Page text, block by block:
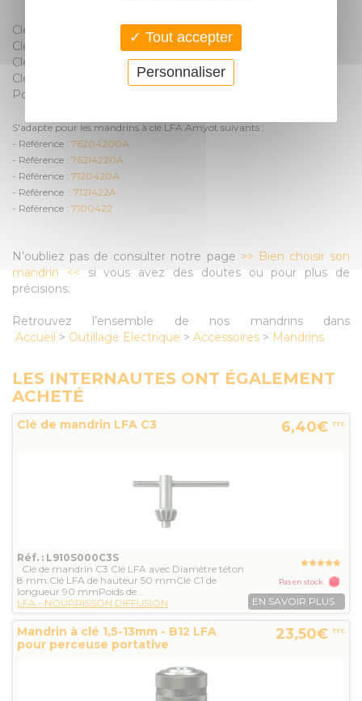
Clé de mandrin C2
Clé LFA avec Diamètre téton 6 mm.
Clé LFA de hauteur 41 mm
Clé C1 de longueur 80 mm
Poids de la clé mandrin LFA 43 grammes
S'adapte pour les mandrins à clé LFA Amyot suivants :
- Référence : 76204200A
- Référence : 76214220A
- Référence : 7120420A
- Référence : 7121422A
- Référence : 7100422
N’oubliez pas de consulter notre page >> Bien choisir son
mandrin << si vous avez des doutes ou pour plus de
précisions.
Retrouvez l’ensemble de nos mandrins dans
Accueil > Outillage Electrique > Accessoires > Mandrins
LES INTERNAUTES ONT ÉGALEMENT
ACHETÉ
Clé de mandrin LFA C3 6,40€ TTC
Réf. : L910S000C3S
Clé de mandrin C3 Clé LFA avec Diamètre téton
8 mm.Clé LFA de hauteur 50 mmClé C1 de
longueur 90 mmPoids de...
LFA - NOURRISSON DIFFUSION
Pas en stock
EN SAVOIR PLUS
Mandrin à clé 1,5-13mm - B12 LFA
pour perceuse portative
23,50€ TTC
Tout accepter
Personnaliser